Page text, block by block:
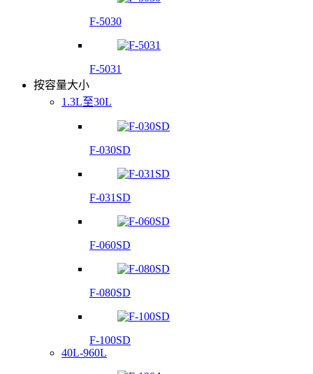
F-5030
F-5031
按容量大小
1.3L至30L
F-030SD
F-031SD
F-060SD
F-080SD
F-100SD
40L-960L